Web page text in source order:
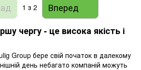
1 з 2
Вперед
чергу - це висока якість і
Group бере свій початок в далекому
день небагато компаній можуть